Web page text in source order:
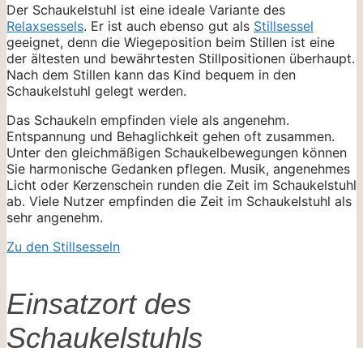
Der Schaukelstuhl ist eine ideale Variante des
Relaxsessels. Er ist auch ebenso gut als Stillsessel
geeignet, denn die Wiegeposition beim Stillen ist eine
der ältesten und bewährtesten Stillpositionen überhaupt.
Nach dem Stillen kann das Kind bequem in den
Schaukelstuhl gelegt werden.
Das Schaukeln empfinden viele als angenehm.
Entspannung und Behaglichkeit gehen oft zusammen.
Unter den gleichmäßigen Schaukelbewegungen können
Sie harmonische Gedanken pflegen. Musik, angenehmes
Licht oder Kerzenschein runden die Zeit im Schaukelstuhl
ab. Viele Nutzer empfinden die Zeit im Schaukelstuhl als
sehr angenehm.
Zu den Stillsesseln
Einsatzort des
Schaukelstuhls